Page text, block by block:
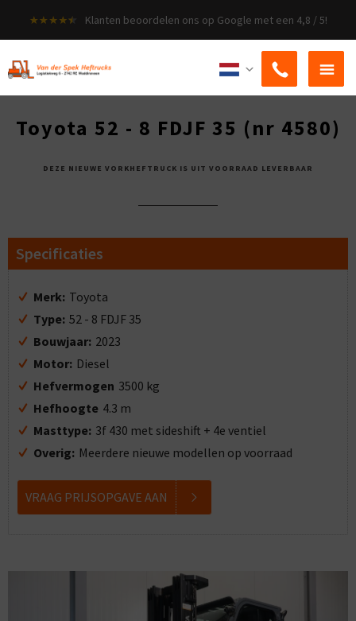
Klanten beoordelen ons op Google met een 4,8 / 5!
Toyota 52 - 8 FDJF 35 (nr 4580)
DEZE NIEUWE VORKHEFTRUCK IS UIT VOORRAAD LEVERBAAR
Specificaties
Merk: Toyota
Type: 52 - 8 FDJF 35
Bouwjaar: 2023
Motor: Diesel
Hefvermogen 3500 kg
Hefhoogte 4.3 m
Masttype: 3f 430 met sideshift + 4e ventiel
Overig: Meerdere nieuwe modellen op voorraad
VRAAG PRIJSOPGAVE AAN